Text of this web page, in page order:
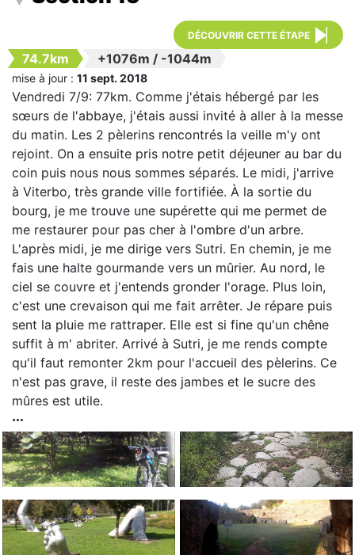
DÉCOUVRIR CETTE ÉTAPE
74.7km +1076m / -1044m
mise à jour : 11 sept. 2018
Vendredi 7/9: 77km. Comme j'étais hébergé par les
sœurs de l'abbaye, j'étais aussi invité à aller à la messe
du matin. Les 2 pèlerins rencontrés la veille m'y ont
rejoint. On a ensuite pris notre petit déjeuner au bar du
coin puis nous nous sommes séparés. Le midi, j'arrive
à Viterbo, très grande ville fortifiée. À la sortie du
bourg, je me trouve une supérette qui me permet de
me restaurer pour pas cher à l'ombre d'un arbre.
L'après midi, je me dirige vers Sutri. En chemin, je me
fais une halte gourmande vers un mûrier. Au nord, le
ciel se couvre et j'entends gronder l'orage. Plus loin,
c'est une crevaison qui me fait arrêter. Je répare puis
sent la pluie me rattraper. Elle est si fine qu'un chêne
suffit à m' abriter. Arrivé à Sutri, je me rends compte
qu'il faut remonter 2km pour l'accueil des pèlerins. Ce
n'est pas grave, il reste des jambes et le sucre des
mûres est utile.